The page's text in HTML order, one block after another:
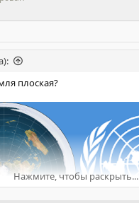
плоская?
Нажмите, чтобы раскрыть...